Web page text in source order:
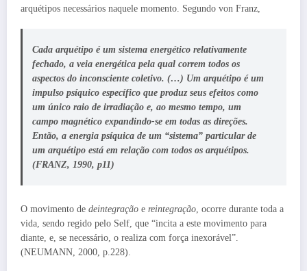
arquétipos necessários naquele momento. Segundo von Franz,
Cada arquétipo é um sistema energético relativamente
fechado, a veia energética pela qual correm todos os
aspectos do inconsciente coletivo. (…) Um arquétipo é um
impulso psíquico específico que produz seus efeitos como
um único raio de irradiação e, ao mesmo tempo, um
campo magnético expandindo-se em todas as direções.
Então, a energia psíquica de um “sistema” particular de
um arquétipo está em relação com todos os arquétipos.
(FRANZ, 1990, p11)
O movimento de deintegração e reintegração , ocorre durante toda a
vida, sendo regido pelo Self, que “incita a este movimento para
diante, e, se necessário, o realiza com força inexorável”.
(NEUMANN, 2000, p.228).